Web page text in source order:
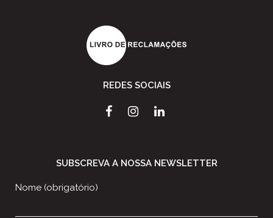
REDES SOCIAIS
SUBSCREVA A NOSSA NEWSLETTER
Nome (obrigatório)